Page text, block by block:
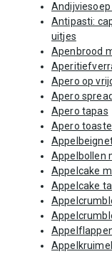
Antipasti:
uitjes
Apenbrood
Apero op
Apero
Apero tapas
Apero
Appelbollen
Appelcake
Appelcake